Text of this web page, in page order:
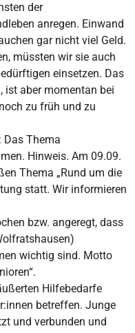
der
anregen. Einwand
gar nicht viel Geld.
müssten wir sie auch
einsetzen. Das
ist aber momentan bei
zu früh und zu
Das Thema
Hinweis. Am 09.09.
Thema „Rund um die
statt. Wir informieren
bzw. angeregt, dass
wichtig sind. Motto
Hilfebedarfe
betreffen. Junge
und verbunden und